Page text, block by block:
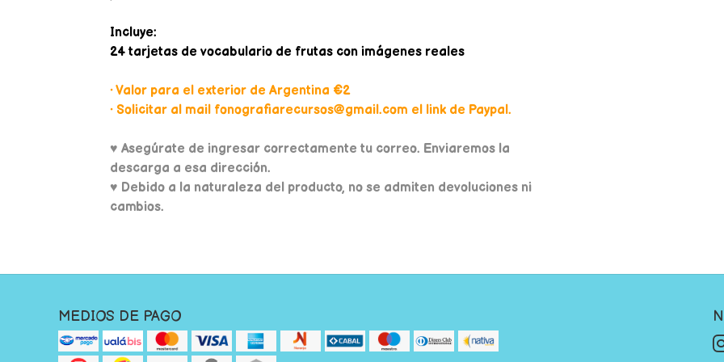
Incluye:
24 tarjetas de vocabulario de frutas con imágenes reales
• Valor para el exterior de Argentina €2
• Solicitar al mail fonografiarecursos@gmail.com el link de Paypal.
♥ Asegúrate de ingresar correctamente tu correo. Enviaremos la
descarga a esa dirección.
♥ Debido a la naturaleza del producto, no se admiten devoluciones ni
cambios.
MEDIOS DE PAGO